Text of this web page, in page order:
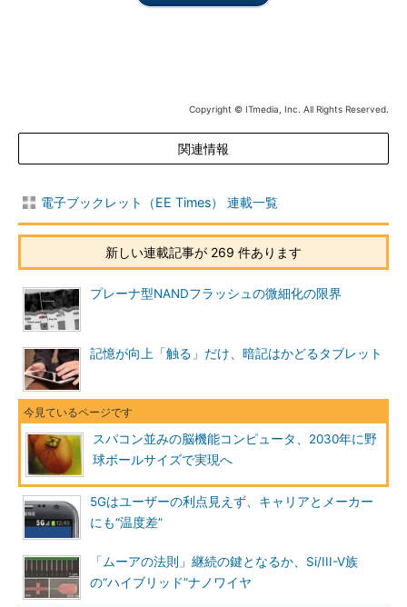
Copyright © ITmedia, Inc. All Rights Reserved.
関連情報
電子ブックレット（EE Times） 連載一覧
新しい連載記事が 269 件あります
プレーナ型NANDフラッシュの微細化の限界
記憶が向上「触る」だけ、暗記はかどるタブレット
スパコン並みの脳機能コンピュータ、2030年に野
球ボールサイズで実現へ
5Gはユーザーの利点見えず、キャリアとメーカー
にも“温度差”
「ムーアの法則」継続の鍵となるか、Si/III-V族
の“ハイブリッド”ナノワイヤ